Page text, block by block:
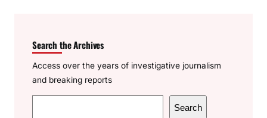
Search the Archives
Access over the years of investigative journalism
and breaking reports
Search